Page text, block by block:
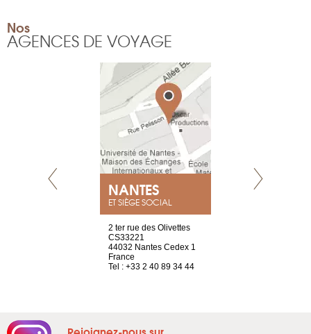
Nos
AGENCES DE VOYAGE
NANTES
ET SIÈGE SOCIAL
2 ter rue des Olivettes
CS33221
44032 Nantes Cedex 1
France
Tel : +33 2 40 89 34 44